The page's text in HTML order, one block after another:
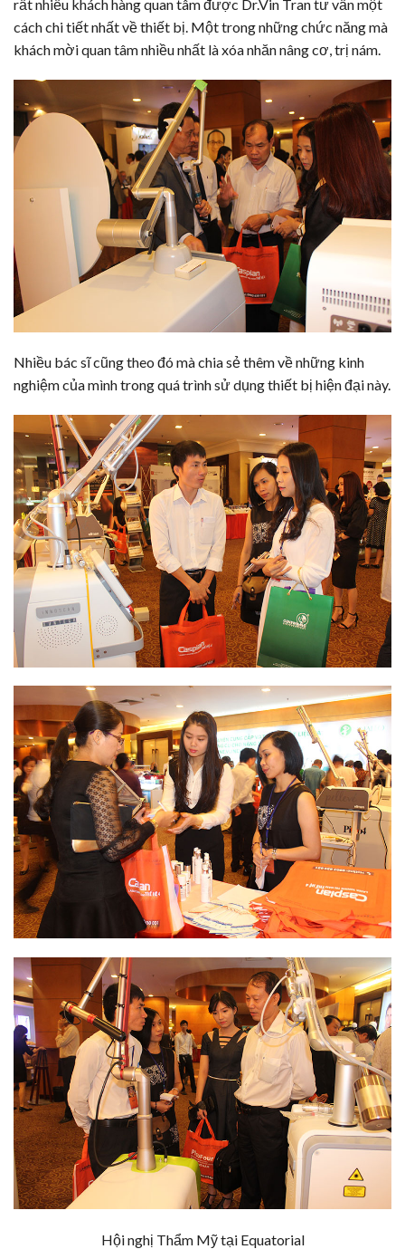
rất nhiều khách hàng quan tâm được Dr.Vin Tran tư vấn một
cách chi tiết nhất về thiết bị. Một trong những chức năng mà
khách mời quan tâm nhiều nhất làxóa nhănnâng cơ, trị nám.
Nhiều bác sĩ cũng theo đó mà chia sẻ thêm về những kinh
nghiệm của mình trong quá trình sử dụng thiết bị hiện đại này.
Hội nghị Thẩm Mỹ tại Equatorial